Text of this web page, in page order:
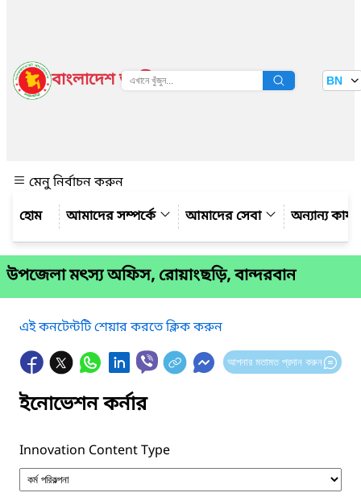
বাংলাদেশ জাতীয় তথ্য বাতায়ন BN
মেনু নির্বাচন করুন
আমাদের সম্পর্কে
আমাদের সেবা অন্যান্য
উপজেলা মৎস্য অফিস, রোয়াংছড়ি, বান্দরবান
এই কনটেন্টটি শেয়ার করতে ক্লিক করুন
আপনার মতামত প্রদান করুন
ইনোভেশন কর্নার
Innovation Content Type